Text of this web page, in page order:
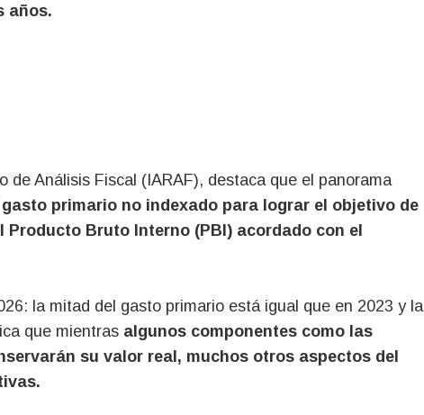
años.
Análisis Fiscal (IARAF), destaca que el panorama
gasto primario no indexado para lograr el objetivo de
Bruto Interno (PBI) acordado con el
la mitad del gasto primario está igual que en 2023 y la
que mientras algunos componentes como las
su valor real, muchos otros aspectos del